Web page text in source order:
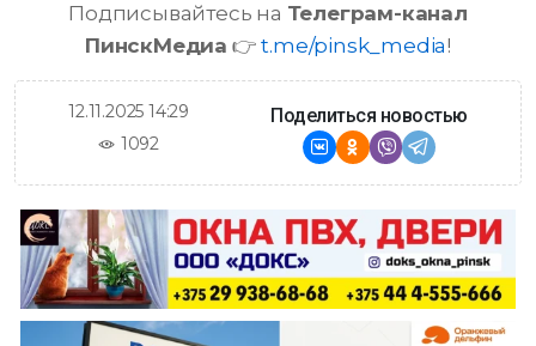
Подписывайтесь на Телеграм-канал
ПинскМедиа 👉t.me/pinsk_media!
12.11.2025 14:29
1092
Поделиться новостью